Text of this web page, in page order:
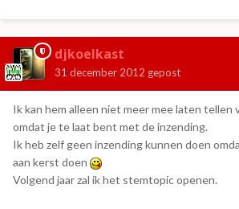
djkoelkast
31 december 2012 gepost
Ik kan hem alleen niet meer mee laten tellen
omdat je te laat bent met de inzending.
Ik heb zelf geen inzending kunnen doen
aan kerst doen
Volgend jaar zal ik het stemtopic openen.